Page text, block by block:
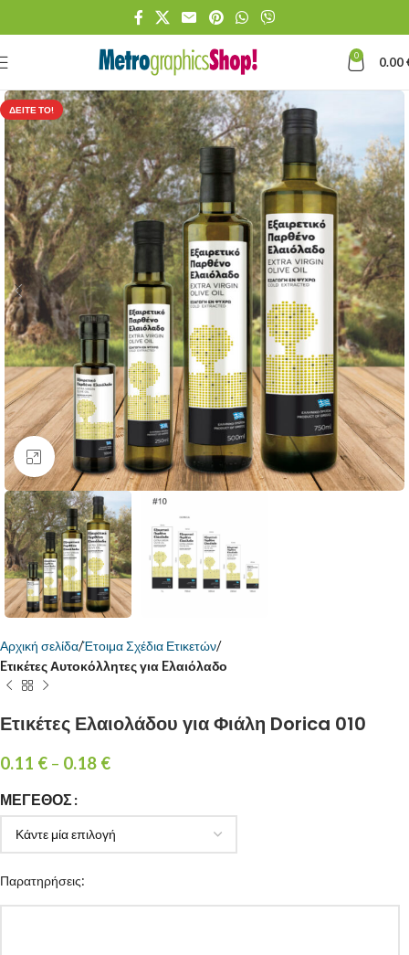
0 0.00
ΔΕΊΤΕ ΤΟ!
Κάντε κλικ για μεγέθυνση
Αρχική σελίδα Έτοιμα Σχέδια Ετικετών
Eτικέτες Αυτοκόλλητες για Eλαιόλαδο
Ετικέτες Ελαιολάδου για Φιάλη Dorica 010
0.11 € – 0.18 €
ΜΈΓΕΘΟΣ
Παρατηρήσεις: